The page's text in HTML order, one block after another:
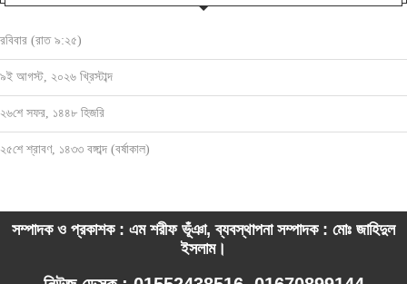
রবিবার (রাত ৯:২৫)
৯ই আগস্ট, ২০২৬ খ্রিস্টাব্দ
২৬শে সফর, ১৪৪৮ হিজরি
২৫শে শ্রাবণ, ১৪৩৩ বঙ্গাব্দ (বর্ষাকাল)
সম্পাদক ও প্রকাশক : এম শরীফ ভূঁঞা, ব্যবস্থাপনা সম্পাদক : মোঃ জাহিদুল
ইসলাম।